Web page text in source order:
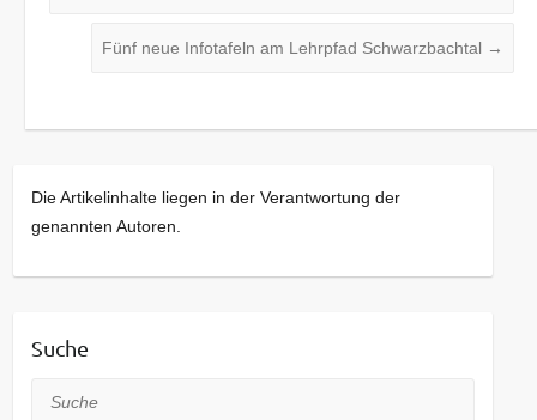
Fünf neue Infotafeln am Lehrpfad Schwarzbachtal →
Die Artikelinhalte liegen in der Verantwortung der
genannten Autoren.
Suche
Suche